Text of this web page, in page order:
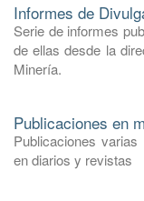
Informes de
Serie de informes
de ellas desde la
Minería.
Publicaciones en
Publicaciones
en diarios y revistas